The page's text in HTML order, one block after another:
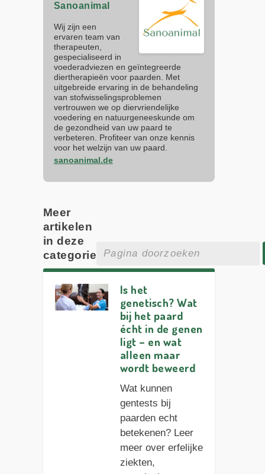
Sanoanimal
Wij zijn een
ervaren team van
therapeuten,
gespecialiseerd in
voederadviezen en geïntegreerde
diertherapieën voor paarden. Met
uitgebreide ervaring in de behandeling
van stofwisselingsproblemen
vertrouwen we op diervriendelijke
voedering en natuurgeneeskunde om
de gezondheid van uw paard te
verbeteren. Profiteer van onze kennis
voor het welzijn van uw paard.
sanoanimal.de
Meer
artikelen
in deze
categorie
Is het
genetisch? Wat
bij het paard
écht in de genen
ligt – en wat
alleen maar
wordt beweerd
Wat kunnen
gentests bij
paarden echt
betekenen? Leer
meer over erfelijke
ziekten,